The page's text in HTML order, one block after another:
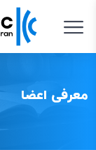
معرفی اعضا